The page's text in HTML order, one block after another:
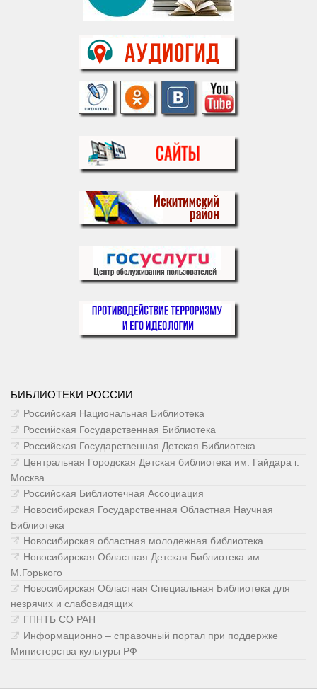
БИБЛИОТЕКИ РОССИИ
Российская Национальная Библиотека
Российская Государственная Библиотека
Российская Государственная Детская Библиотека
Центральная Городская Детская библиотека им. Гайдара г.
Москва
Российская Библиотечная Ассоциация
Новосибирская Государственная Областная Научная
Библиотека
Новосибирская областная молодежная библиотека
Новосибирская Областная Детская Библиотека им.
М.Горького
Новосибирская Областная Специальная Библиотека для
незрячих и слабовидящих
ГПНТБ СО РАН
Информационно – справочный портал при поддержке
Министерства культуры РФ